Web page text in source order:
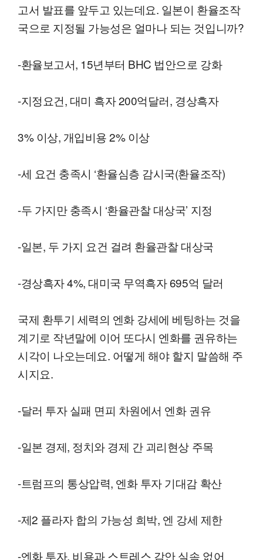
고서 발표를 앞두고 있는데요. 일본이 환율조작
국으로 지정될 가능성은 얼마나 되는 것입니까?
-환율보고서, 15년부터 BHC 법안으로 강화
-지정요건, 대미 흑자 200억달러, 경상흑자
3% 이상, 개입비용 2% 이상
-세 요건 충족시 ‘환율심층 감시국(환율조작)
-두 가지만 충족시 ‘환율관찰 대상국’ 지정
-일본, 두 가지 요건 걸려 환율관찰 대상국
-경상흑자 4%, 대미국 무역흑자 695억 달러
국제 환투기 세력의 엔화 강세에 베팅하는 것을
계기로 작년말에 이어 또다시 엔화를 권유하는
시각이 나오는데요. 어떻게 해야 할지 말씀해 주
시지요.
-달러 투자 실패 면피 차원에서 엔화 권유
-일본 경제, 정치와 경제 간 괴리현상 주목
-트럼프의 통상압력, 엔화 투자 기대감 확산
-제2 플라자 합의 가능성 희박, 엔 강세 제한
-엔화 투자, 비용과 스트레스 감안 실속 없어